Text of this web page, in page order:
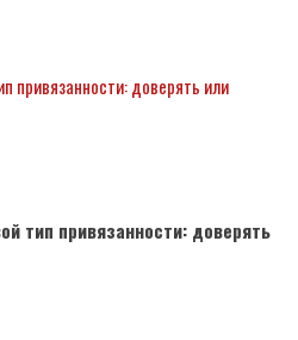
привязанности: доверять или
тип привязанности: доверять